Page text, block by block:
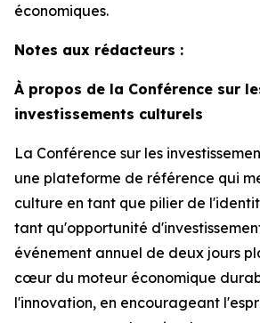
économiques.
Notes aux rédacteurs :
À propos de la Conférence sur
investissements culturels
La Conférence sur les
une plateforme de référence qui
culture en tant que pilier de
tant qu'opportunité
événement annuel de deux jours
cœur du moteur économique
l'innovation, en encourageant